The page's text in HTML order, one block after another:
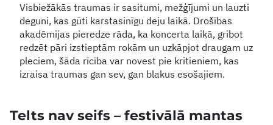
Visbiežākās traumas ir sasitumi, mežģījumi un lauzti
deguni, kas gūti karstasinīgu deju laikā. Drošības
akadēmijas pieredze rāda, ka koncerta laikā, gribot
redzēt pāri izstieptām rokām un uzkāpjot draugam uz
pleciem, šāda rīcība var novest pie kritieniem, kas
izraisa traumas gan sev, gan blakus esošajiem.
Telts nav seifs – festivālā mantas